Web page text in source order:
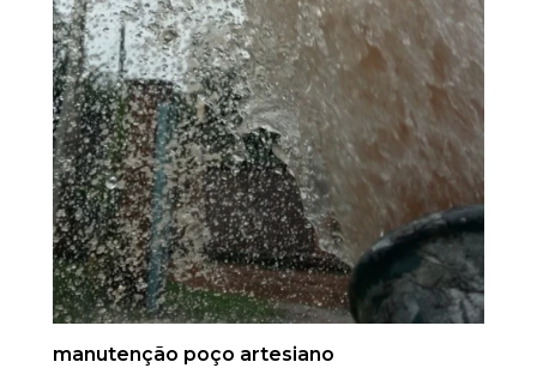
manutenção poço artesiano